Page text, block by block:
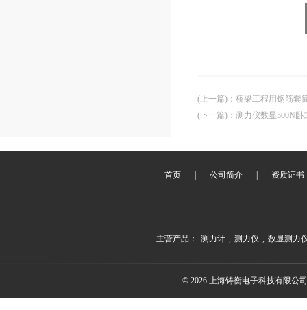
(上一篇) ： 桥梁工程用钢筋套
(下一篇) ： 测力仪数显500N卧
首页 公司简介 资质证书
主营产品： 测力计 , 测力仪 , 数显测力
© 2026 上海铸衡电子科技有限公